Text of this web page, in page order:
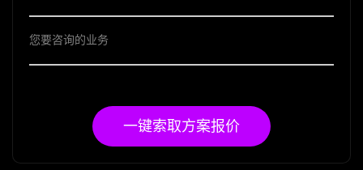
一键索取方案报价